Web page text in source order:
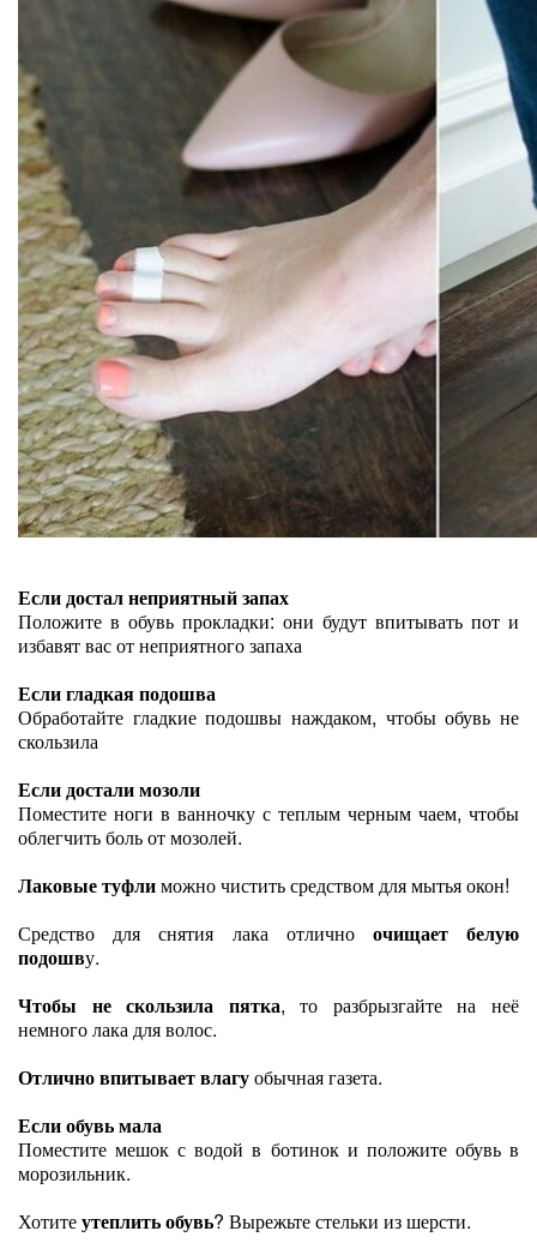
Если достал неприятный запах
Положите в обувь прокладки: они будут впитывать пот и
избавят вас от неприятного запаха
Если гладкая подошва
Обработайте гладкие подошвы наждаком, чтобы обувь не
скользила
Если достали мозоли
Поместите ноги в ванночку с теплым черным чаем, чтобы
облегчить боль от мозолей.
Лаковые туфлиможно чистить средством для мытья окон!
Средство для снятия лака отлично очищает белую
подошву.
Чтобы не скользила пятка, то разбрызгайте на неё
немного лака для волос.
Отлично впитывает влагуобычная газета.
Если обувь мала
Поместите мешок с водой в ботинок и положите обувь в
морозильник.
Хотитеутеплить обувь? Вырежьте стельки из шерсти.